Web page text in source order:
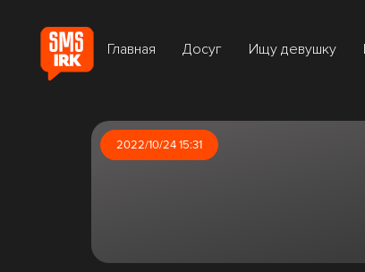
Главная Досуг Ищу девушку
2022/10/24 15:31